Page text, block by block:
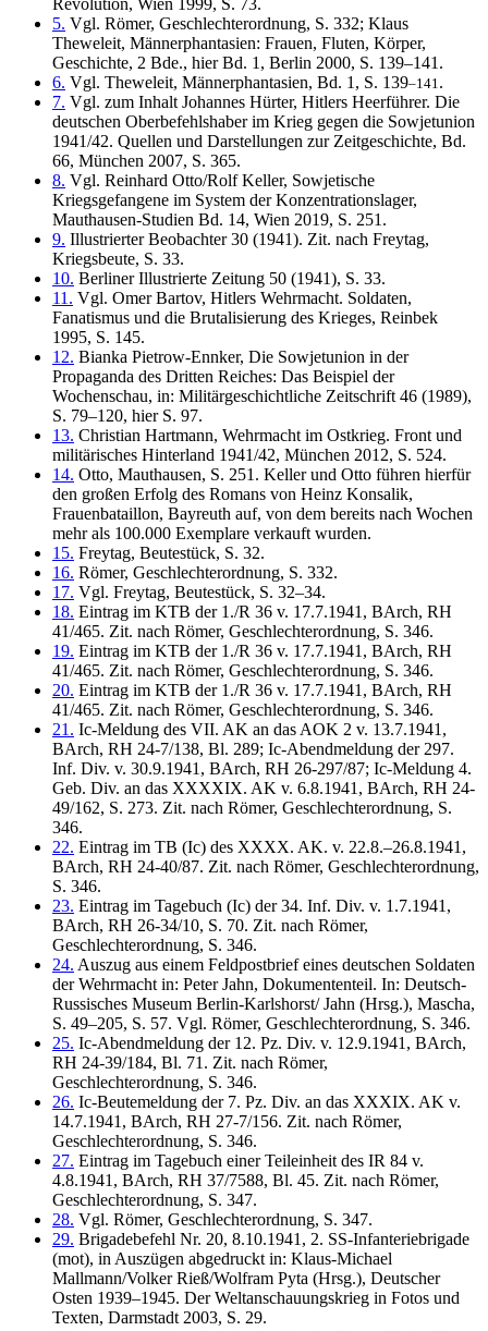
5. Vgl. Römer, Geschlechterordnung, S. 332; Klaus
Theweleit, Männerphantasien: Frauen, Fluten, Körper,
Geschichte, 2 Bde., hier Bd. 1, Berlin 2000, S. 139–141.
6. Vgl. Theweleit, Männerphantasien, Bd. 1, S. 139–141 .
7. Vgl. zum Inhalt Johannes Hürter, Hitlers Heerführer. Die
deutschen Oberbefehlshaber im Krieg gegen die Sowjetunion
1941/42. Quellen und Darstellungen zur Zeitgeschichte, Bd.
66, München 2007, S. 365.
8. Vgl. Reinhard Otto/Rolf Keller, Sowjetische
Kriegsgefangene im System der Konzentrationslager,
Mauthausen-Studien Bd. 14, Wien 2019, S. 251.
9. Illustrierter Beobachter 30 (1941). Zit. nach Freytag,
Kriegsbeute, S. 33.
10. Berliner Illustrierte Zeitung 50 (1941), S. 33.
11. Vgl. Omer Bartov, Hitlers Wehrmacht. Soldaten,
Fanatismus und die Brutalisierung des Krieges, Reinbek
1995, S. 145.
12. Bianka Pietrow-Ennker, Die Sowjetunion in der
Propaganda des Dritten Reiches: Das Beispiel der
Wochenschau, in: Militärgeschichtliche Zeitschrift 46 (1989),
S. 79–120, hier S. 97.
13. Christian Hartmann, Wehrmacht im Ostkrieg. Front und
militärisches Hinterland 1941/42, München 2012, S. 524.
14. Otto, Mauthausen, S. 251. Keller und Otto führen hierfür
den großen Erfolg des Romans von Heinz Konsalik,
Frauenbataillon, Bayreuth auf, von dem bereits nach Wochen
mehr als 100.000 Exemplare verkauft wurden.
15. Freytag, Beutestück, S. 32.
16. Römer, Geschlechterordnung, S. 332.
17. Vgl. Freytag, Beutestück, S. 32–34.
18. Eintrag im KTB der 1./R 36 v. 17.7.1941, BArch, RH
41/465. Zit. nach Römer, Geschlechterordnung, S. 346.
19. Eintrag im KTB der 1./R 36 v. 17.7.1941, BArch, RH
41/465. Zit. nach Römer, Geschlechterordnung, S. 346.
20. Eintrag im KTB der 1./R 36 v. 17.7.1941, BArch, RH
41/465. Zit. nach Römer, Geschlechterordnung, S. 346.
21. Ic-Meldung des VII. AK an das AOK 2 v. 13.7.1941,
BArch, RH 24-7/138, Bl. 289; Ic-Abendmeldung der 297.
Inf. Div. v. 30.9.1941, BArch, RH 26-297/87; Ic-Meldung 4.
Geb. Div. an das XXXXIX. AK v. 6.8.1941, BArch, RH 24-
49/162, S. 273. Zit. nach Römer, Geschlechterordnung, S.
346.
22. Eintrag im TB (Ic) des XXXX. AK. v. 22.8.–26.8.1941,
BArch, RH 24-40/87. Zit. nach Römer, Geschlechterordnung,
S. 346.
23. Eintrag im Tagebuch (Ic) der 34. Inf. Div. v. 1.7.1941,
BArch, RH 26-34/10, S. 70. Zit. nach Römer,
Geschlechterordnung, S. 346.
24. Auszug aus einem Feldpostbrief eines deutschen Soldaten
der Wehrmacht in: Peter Jahn, Dokumententeil. In: Deutsch-
Russisches Museum Berlin-Karlshorst/ Jahn (Hrsg.), Mascha,
S. 49–205, S. 57. Vgl. Römer, Geschlechterordnung, S. 346.
25. Ic-Abendmeldung der 12. Pz. Div. v. 12.9.1941, BArch,
RH 24-39/184, Bl. 71. Zit. nach Römer,
Geschlechterordnung, S. 346.
26. Ic-Beutemeldung der 7. Pz. Div. an das XXXIX. AK v.
14.7.1941, BArch, RH 27-7/156. Zit. nach Römer,
Geschlechterordnung, S. 346.
27. Eintrag im Tagebuch einer Teileinheit des IR 84 v.
4.8.1941, BArch, RH 37/7588, Bl. 45. Zit. nach Römer,
Geschlechterordnung, S. 347.
28. Vgl. Römer, Geschlechterordnung, S. 347.
29. Brigadebefehl Nr. 20, 8.10.1941, 2. SS-Infanteriebrigade
(mot), in Auszügen abgedruckt in: Klaus-Michael
Mallmann/Volker Rieß/Wolfram Pyta (Hrsg.), Deutscher
Osten 1939–1945. Der Weltanschauungskrieg in Fotos und
Texten, Darmstadt 2003, S. 29.